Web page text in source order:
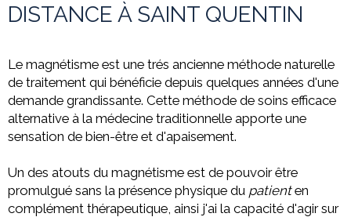
DISTANCE À SAINT QUENTIN
Le magnétisme est une trés ancienne méthode naturelle
de traitement qui bénéficie depuis quelques années d'une
demande grandissante. Cette méthode de soins efficace
alternative à la médecine traditionnelle apporte une
sensation de bien-être et d'apaisement.
Un des atouts du magnétisme est de pouvoir être
promulgué sans la présence physique du patienten
complément thérapeutique, ainsi j'ai la capacité d'agir sur